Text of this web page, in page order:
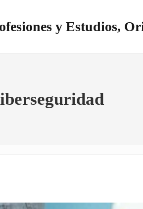
y Estudios,